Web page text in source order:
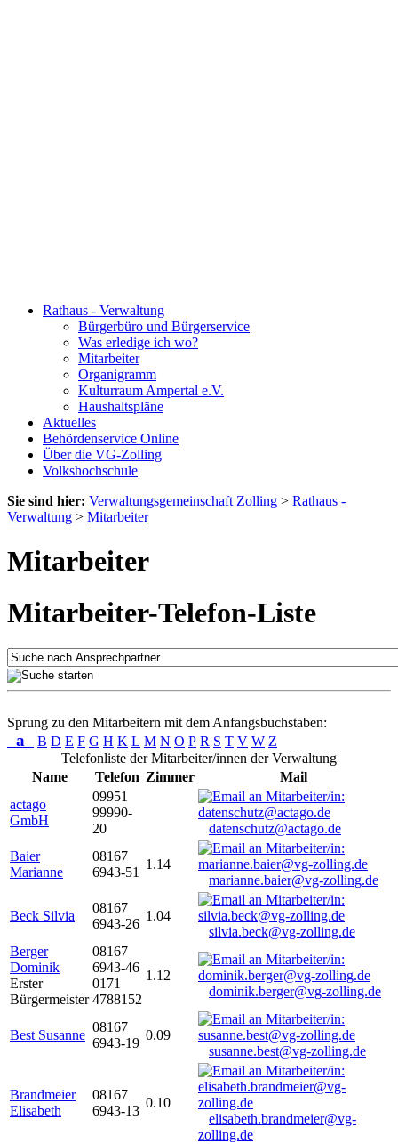
Rathaus - Verwaltung
Bürgerbüro und Bürgerservice
Was erledige ich wo?
Mitarbeiter
Organigramm
Kulturraum Ampertal e.V.
Haushaltspläne
Aktuelles
Behördenservice Online
Über die VG-Zolling
Volkshochschule
Sie sind hier: Verwaltungsgemeinschaft Zolling > Rathaus -
Verwaltung > Mitarbeiter
Mitarbeiter
Mitarbeiter-Telefon-Liste
Sprung zu den Mitarbeitern mit dem Anfangsbuchstaben:
a B D E F G H K L M N O P R S T V W Z
Telefonliste der Mitarbeiter/innen der Verwaltung
Name
Telefon Zimmer
Mail
actago
GmbH
09951
99990-
20
datenschutz@actago.de
Baier
Marianne
08167
6943-51
1.14
marianne.baier@vg-zolling.de
Beck Silvia
08167
6943-26
1.04
silvia.beck@vg-zolling.de
Berger
Dominik
Erster
Bürgermeister
08167
6943-46
0171
4788152
1.12
dominik.berger@vg-zolling.de
Best Susanne
08167
6943-19
0.09
susanne.best@vg-zolling.de
Brandmeier
Elisabeth
08167
6943-13
0.10
elisabeth.brandmeier@vg-
zolling.de